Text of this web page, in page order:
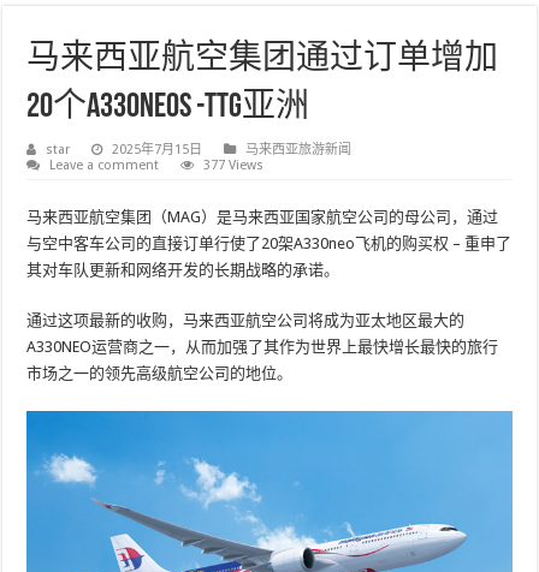
马来西亚航空集团通过订单增加
20个A330neos -TTG亚洲
star 2025年7月15日
马来西亚旅游新闻
Leave a comment
377 Views
马来西亚航空集团（MAG）是马来西亚国家航空公司的母公司，通过
与空中客车公司的直接订单行使了20架A330neo飞机的购买权 – 重申了
其对车队更新和网络开发的长期战略的承诺。
通过这项最新的收购，马来西亚航空公司将成为亚太地区最大的
A330NEO运营商之一，从而加强了其作为世界上最快增长最快的旅行
市场之一的领先高级航空公司的地位。